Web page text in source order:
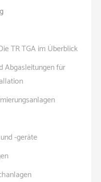
TR TGA im Überblick
Abgasleitungen für
-geräte